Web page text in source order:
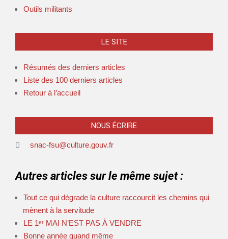
Outils militants
LE SITE
Résumés des derniers articles
Liste des 100 derniers articles
Retour à l’accueil
NOUS ÉCRIRE
snac-fsu@culture.gouv.fr
Autres articles sur le même sujet :
Tout ce qui dégrade la culture raccourcit les chemins qui
mènent à la servitude
LE 1ᵉʳ MAI N’EST PAS À VENDRE
Bonne année quand même